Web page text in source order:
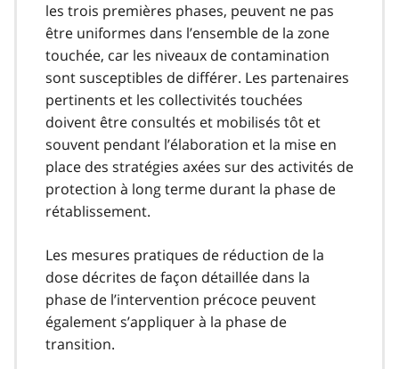
les trois premières phases, peuvent ne pas
être uniformes dans l’ensemble de la zone
touchée, car les niveaux de contamination
sont susceptibles de différer. Les partenaires
pertinents et les collectivités touchées
doivent être consultés et mobilisés tôt et
souvent pendant l’élaboration et la mise en
place des stratégies axées sur des activités de
protection à long terme durant la phase de
rétablissement.
Les mesures pratiques de réduction de la
dose décrites de façon détaillée dans la
phase de l’intervention précoce peuvent
également s’appliquer à la phase de
transition.